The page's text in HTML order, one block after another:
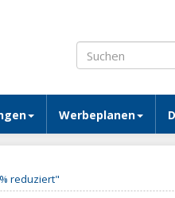
Werbeplanen
reduziert"